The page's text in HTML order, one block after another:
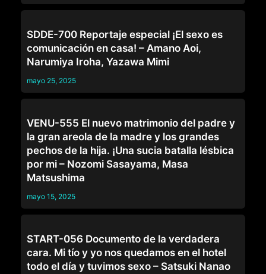
SDDE-700 Reportaje especial ¡El sexo es
comunicación en casa! – Amano Aoi,
Narumiya Iroha, Yazawa Mimi
mayo 25, 2025
VENU-555 El nuevo matrimonio del padre y
la gran areola de la madre y los grandes
pechos de la hija. ¡Una sucia batalla lésbica
por mi – Nozomi Sasayama, Masa
Matsushima
mayo 15, 2025
START-056 Documento de la verdadera
cara. Mi tío y yo nos quedamos en el hotel
todo el día y tuvimos sexo – Satsuki Nanao